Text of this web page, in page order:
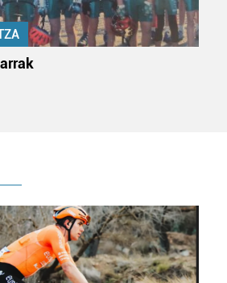
prozesatzeko moduari
eta ezarri zure lehentasunak
unetan alda edo ken dezakezu
asmoz, cookie teknologiaz
onartuz gero, teknologia hori
ematen diguzu.Gehiago